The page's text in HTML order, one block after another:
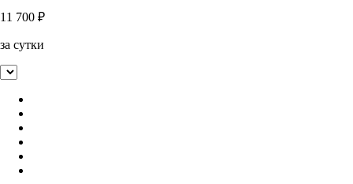
11 700 ₽
за сутки